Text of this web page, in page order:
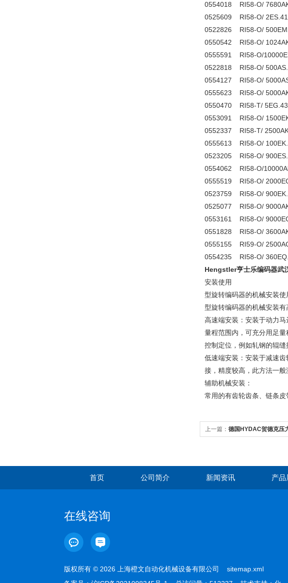
0554018 RI58-O/
0525609 RI58-O/
0522826 RI58-O/
0550542 RI58-O/
0555591 RI58-O/
0522818 RI58-O/
0554127 RI58-O/
0555623 RI58-O/
0550470 RI58-T/
0553091 RI58-O/
0552337 RI58-T/
0555613 RI58-O/
0523205 RI58-O/
0554062 RI58-O/
0555519 RI58-O/
0523759 RI58-O/
0525077 RI58-O/
0553161 RI58-O/
0551828 RI58-O/
0555155 RI59-O/
0554235 RI58-O/
Hengstler亨士乐编码器武
安装使用
型旋转编码器的机械安装使
型旋转编码器的机械安装有
高速端安装：安装于动力
量程范围内，可充分用足
控制定位，例如轧钢的辊
低速端安装：安装于减速
接，精度较高，此方法一般
辅助机械安装：
常用的有齿轮齿条、链条皮
上一篇： 德国HYDAC贺德克压
首页 公司简介 新闻资讯 产品
在线咨询
版权所有 © 2026 上海橙文自动化机械设备有限公司 sitemap.xml